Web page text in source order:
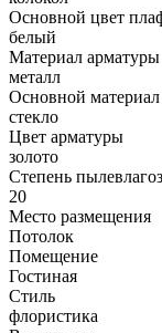
Основной цвет
белый
Материал арматуры
металл
Основной
стекло
Цвет арматуры
золото
Степень
20
Место размещения
Потолок
Помещение
Гостиная
Стиль
флористика